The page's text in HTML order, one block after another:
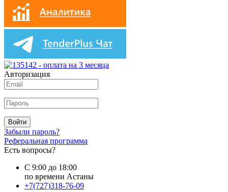
Авторизация
Войти
Забыли пароль?
Реферальная программа
Есть вопросы?
С 9:00 до 18:00
по времени Астаны
+7(727)318-76-09